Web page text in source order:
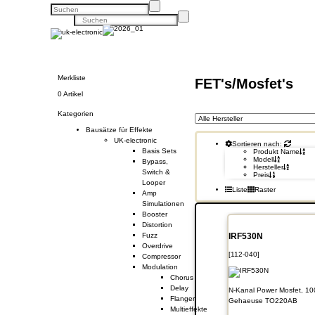
FET's/Mosfet's
Sortieren nach:
Produkt Name
Modell
Hersteller
Preis
Liste
Raster
IRF530N
[112-040]
N-Kanal Power Mosfet,
Gehaeuse TO220AB
Merkliste
0 Artikel
Kategorien
Bausätze für Effekte
UK-electronic
Basis Sets
Bypass,
Switch &
Looper
Amp
Simulationen
Booster
Distortion
Fuzz
Overdrive
Compressor
Modulation
Chorus
Delay
Flanger
Multieffekte